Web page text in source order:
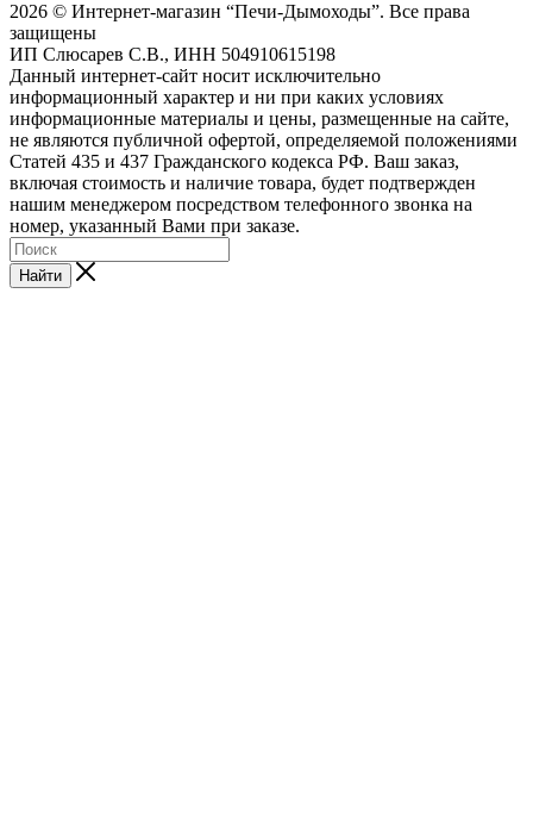
2026 © Интернет-магазин “Печи-Дымоходы”. Все права
защищены
ИП Слюсарев С.В., ИНН 504910615198
Данный интернет-сайт носит исключительно
информационный характер и ни при каких условиях
информационные материалы и цены, размещенные на сайте,
не являются публичной офертой, определяемой положениями
Статей 435 и 437 Гражданского кодекса РФ. Ваш заказ,
включая стоимость и наличие товара, будет подтвержден
нашим менеджером посредством телефонного звонка на
номер, указанный Вами при заказе.
Найти